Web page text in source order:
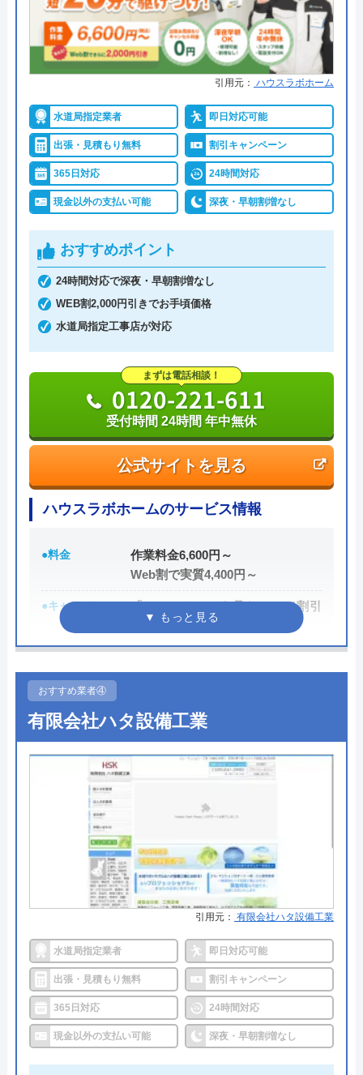
運営会社 株式会社イースマイル
代表者 島村禮孝
創業・設立 1992年6月1日創立
所在地
〒542-0066
大阪府大阪市中央区瓦屋町3丁目7-3 イ
ースマイルビル
対応エリア 39都道府県
細
イースマイルのクチコミ on
4.1（198
※クチコミの内容について
りえP
2 か月前
トイレが詰まって本当に困っていましたが、
連絡後すぐに駆けつけてくださり、あっとい
う間に解決。スタッフの方も非常に丁寧で、
安心して任せられました。これでまた快適に
使えます。迅速な対応に心から感謝します！
して営業しています。
主にトイレのつまりや水漏れ、部品交換に対応して
いますが、水回りのトラブル全般の修理を依頼する
24時間年中無休の営業で、最短90分で現場まで駆け
付けてくれるので緊急時でも気軽にご依頼いただけ
ます。
公式サイトを見る
050-5215-4646
4.8（41 件のクチコミ）
※クチコミの内容について
Nanten Ten
賃貸物件のベランダで 窓掃除中にシャッタ
が、その際に緊急で開錠フックの紐が引けそ
うな部分にマイナスドライバーで穴をあけて
難を逃れました。損傷したスラット交換のみ
の修理ができるところを色々探していました
が、なかなか見つからず、今回 設備状況を
電話にてお話しさせていただいたうえで、損
とでお願い致しました。当日の工事も手際よ
く、仕組みなども わかりやすくご説明頂き
ながら、小一時間ほどで綺麗に修繕していた
だき、大変感謝しております。近隣エリアの
方は安心してご依頼してみて下さい！
Googleクチコミを見る
引用元： ハウスラボホーム
水道局指定業者 即日対応可能
出張・見積もり無料 割引キャンペーン
365日対応 24時間対応
現金以外の支払い可能 深夜・早朝割増なし
おすすめポイント
24時間対応で深夜・早朝割増なし
WEB割2,000円引きでお手頃価格
水道局指定工事店が対応
公式サイトを見る
まずは電話相談！
0120-221-611
受付時間 24時間 年中無休
ハウスラボホームのサービス情報
●料金
作業料金6,600円～
Web割で実質4,400円～
●キャンペーン
「ホームページを見た！」で割引
2,000円
●駆けつけ時間
●受付時間
●定休日 年中無休
●出張見積もり 出張・見積もり無料
●支払い方法
ニ後払い、QRコード決済
●累計実績
提携先は大手企業との法人契約多
数
●保証・保険
商品保証最長10年・施工保証最長5
年
詳細は公式HPでご確認ください
ハウスラボホームがおすすめの理由
ハウスラボホームは全国各地に拠点を構えている水
道修理業者です。トイレ、キッチン、浴室などの水
まわりトラブル全般に対応しており、作業料金が
おすすめ業者④
有限会社ハタ設備工業
引用元： 有限会社ハタ設備工業
水道局指定業者 即日対応可能
出張・見積もり無料 割引キャンペーン
365日対応 24時間対応
現金以外の支払い可能 深夜・早朝割増なし